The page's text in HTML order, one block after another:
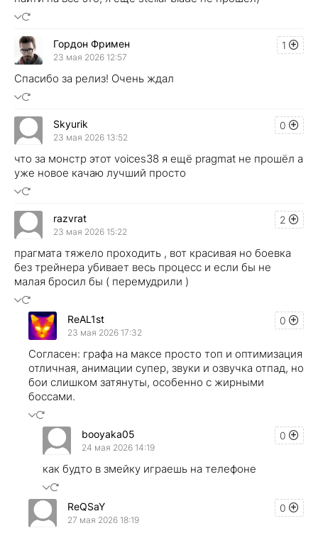
1
Гордон Фримен
23 мая 2026 12:57
Спасибо за релиз! Очень ждал
0
Skyurik
23 мая 2026 13:52
что за монстр этот voices38 я ещё pragmat не прошёл а
уже новое качаю лучший просто
2
razvrat
23 мая 2026 15:22
прагмата тяжело проходить , вот красивая но боевка
без трейнера убивает весь процесс и если бы не
малая бросил бы ( перемудрили )
0
ReAL1st
23 мая 2026 17:32
Согласен: графа на максе просто топ и оптимизация
отличная, анимации супер, звуки и озвучка отпад, но
бои слишком затянуты, особенно с жирными
боссами.
0
booyaka05
24 мая 2026 14:19
как будто в змейку играешь на телефоне
0
ReQSaY
27 мая 2026 18:19